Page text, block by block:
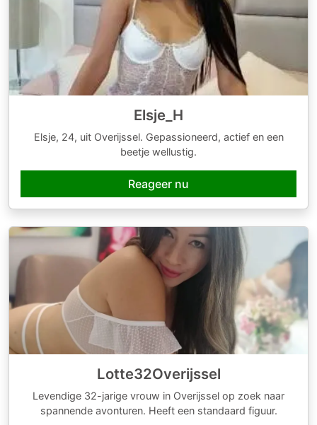
Elsje_H
Elsje, 24, uit Overijssel. Gepassioneerd, actief en een
beetje wellustig.
Reageer nu
Lotte32Overijssel
Levendige 32-jarige vrouw in Overijssel op zoek naar
spannende avonturen. Heeft een standaard figuur.